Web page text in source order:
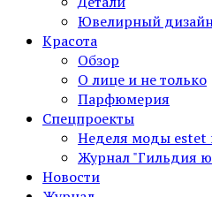
Ювелирный
Красота
Обзор
О лице и не только
Парфюмерия
Спецпроекты
Неделя моды estet
Журнал "Гильдия
Новости